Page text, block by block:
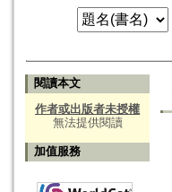
閱讀本文
作者或出版者未授權
無法提供閱讀
加值服務